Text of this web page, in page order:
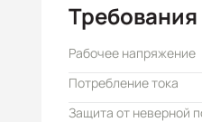
Рабочее напряжение
Потребление тока
Защита от неверной